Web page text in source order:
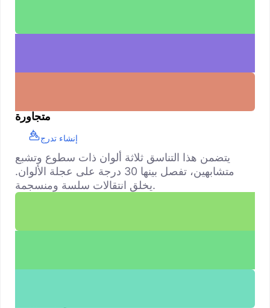
متجاورة
إنشاء تدرج
يتضمن هذا التناسق ثلاثة ألوان ذات سطوع وتشبع
متشابهين، تفصل بينها 30 درجة على عجلة الألوان.
يخلق انتقالات سلسة ومنسجمة.